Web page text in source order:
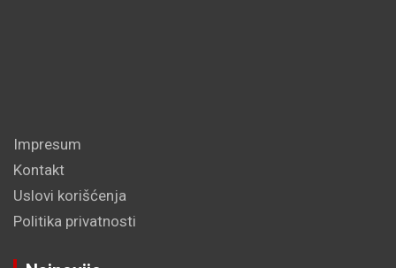
Impresum
Kontakt
Uslovi korišćenja
Politika privatnosti